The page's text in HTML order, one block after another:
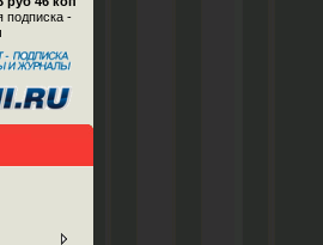
подписка -